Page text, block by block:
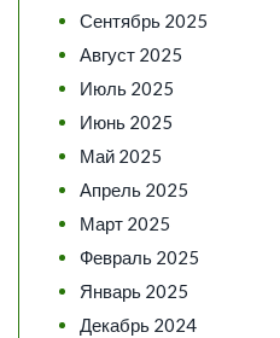
Сентябрь 2025
Август 2025
Июль 2025
Июнь 2025
Май 2025
Апрель 2025
Март 2025
Февраль 2025
Январь 2025
Декабрь 2024